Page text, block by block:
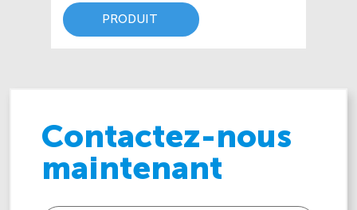
PRODUIT
Contactez-nous
maintenant